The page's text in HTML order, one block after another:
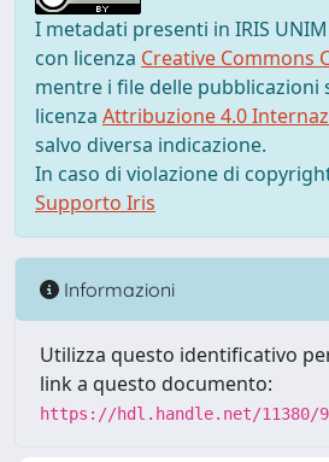
I metadati presenti in IRIS
con licenza Creative Commons
mentre i file delle pubblicazioni
licenza Attribuzione 4.0
salvo diversa indicazione.
In caso di violazione di
Supporto Iris
Informazioni
Utilizza questo identificativo
link a questo documento:
https://hdl.handle.net/11380/